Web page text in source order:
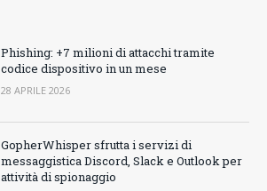
Phishing: +7 milioni di attacchi tramite
codice dispositivo in un mese
28 APRILE 2026
GopherWhisper sfrutta i servizi di
messaggistica Discord, Slack e Outlook per
attività di spionaggio